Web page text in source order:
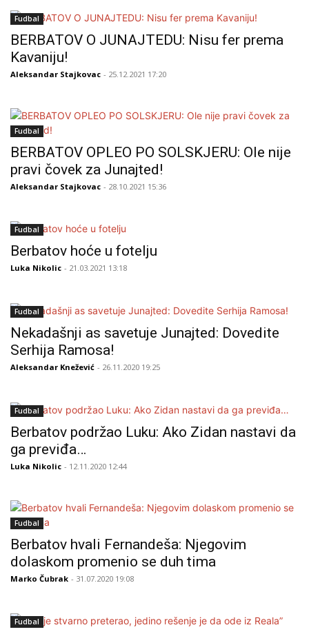
Fudbal
BERBATOV O JUNAJTEDU: Nisu fer prema
Kavaniju!
Aleksandar Stajkovac - 25.12.2021 17:20
Fudbal
BERBATOV OPLEO PO SOLSKJERU: Ole nije
pravi čovek za Junajted!
Aleksandar Stajkovac - 28.10.2021 15:36
Fudbal
Berbatov hoće u fotelju
Luka Nikolic - 21.03.2021 13:18
Fudbal
Nekadašnji as savetuje Junajted: Dovedite
Serhija Ramosa!
Aleksandar Knežević - 26.11.2020 19:25
Fudbal
Berbatov podržao Luku: Ako Zidan nastavi da
ga previđa…
Luka Nikolic - 12.11.2020 12:44
Fudbal
Berbatov hvali Fernandeša: Njegovim
dolaskom promenio se duh tima
Marko Čubrak - 31.07.2020 19:08
Fudbal